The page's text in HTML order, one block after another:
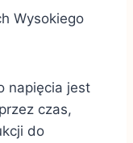
Wysokiego
napięcia jest
czas,
do